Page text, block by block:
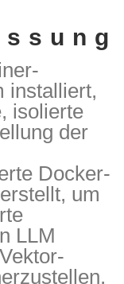
installiert,
isolierte
der
Docker-
um
LLM